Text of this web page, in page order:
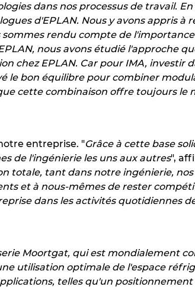
dans nos processus de travail. En
d'EPLAN. Nous y avons appris à
rendu compte de
nous avons étudié l'approche
chez EPLAN. Car pour IMA, investir
le bon équilibre pour combiner
cette combinaison offre toujours le
entreprise. "Grâce à cette base
de l'ingénierie les uns aux autres",
totale, tant dans notre ingénierie,
et à nous-mêmes de rester
dans les activités quotidiennes
Moortgat, qui est mondialement
utilisation optimale de l'espace
telles qu'un positionnement